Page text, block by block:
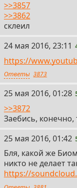
>>3857
>>3862
склеил
49
24 мая 2016, 23:11
https://
Ответы 3873
50
25 мая 2016, 01:28
>>3872
Заебись,
51
25 мая 2016, 01:42
Бля, какой же
никто не делает
https://